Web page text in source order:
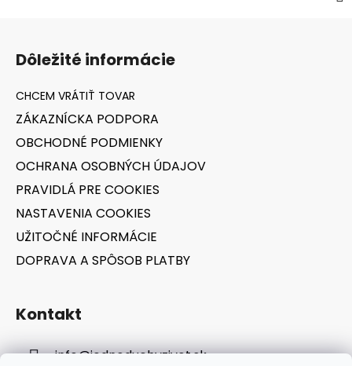
Dôležité informácie
ZÁKAZNÍCKA PODPORA
OBCHODNÉ PODMIENKY
OCHRANA OSOBNÝCH ÚDAJOV
PRAVIDLÁ PRE COOKIES
NASTAVENIA COOKIES
UŽITOČNÉ INFORMÁCIE
DOPRAVA A SPÔSOB PLATBY
Kontakt
info@jednoduchyzivot.sk